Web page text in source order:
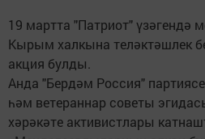
19 мартта "Патриот" үзәгендә
Кырым халкына теләктәшлек
акция булды.
Анда "Бердәм Россия"
һәм ветераннар советы
хәрәкәте активистлары